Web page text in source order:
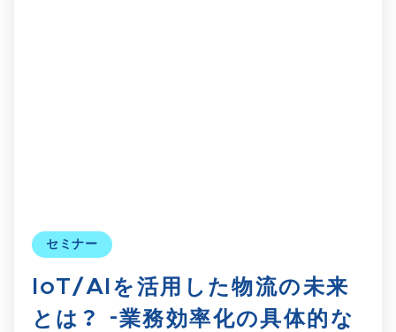
セミナー
IoT/AIを活用した物流の未来
とは？ -業務効率化の具体的な